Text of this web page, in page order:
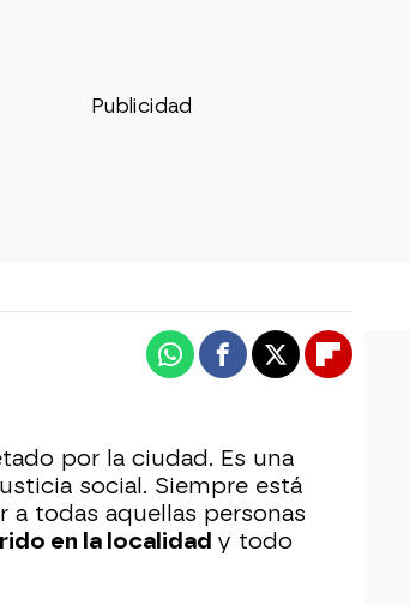
WhatsappFacebook
X
por la ciudad. Es una
social. Siempre está
todas aquellas personas
en la localidad y todo